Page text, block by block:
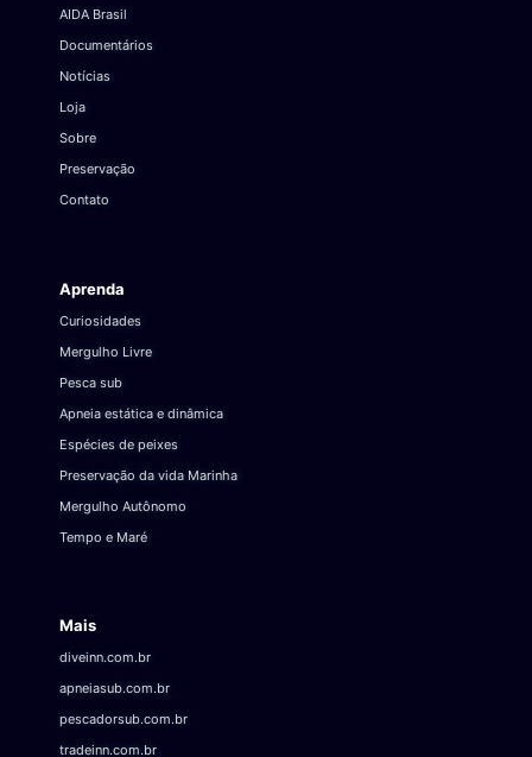
AIDA Brasil
Documentários
Notícias
Loja
Sobre
Preservação
Contato
Aprenda
Curiosidades
Mergulho Livre
Pesca sub
Apneia estática e dinâmica
Espécies de peixes
Preservação da vida Marinha
Mergulho Autônomo
Tempo e Maré
Mais
diveinn.com.br
apneiasub.com.br
pescadorsub.com.br
tradeinn.com.br